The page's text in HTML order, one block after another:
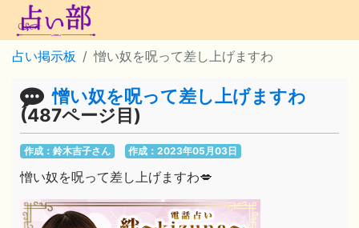
占い掲示板 憎い奴を呪って差し上げますわ
憎い奴を呪って差し上げますわ
(487ページ目)
作成：鈴木吉子さん 作成：2023年05月03日
憎い奴を呪って差し上げますわ💋